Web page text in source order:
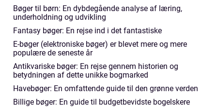
Bøger til børn: En dybdegående analyse af læring,
underholdning og udvikling
Fantasy bøger: En rejse ind i det fantastiske
E-bøger (elektroniske bøger) er blevet mere og mere
populære de seneste år
Antikvariske bøger: En rejse gennem historien og
betydningen af dette unikke bogmarked
Havebøger: En omfattende guide til den grønne verden
Billige bøger: En guide til budgetbevidste bogelskere